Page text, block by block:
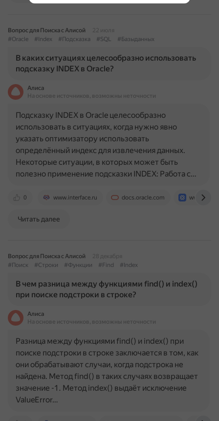
Вопрос для Поиска с Алисой
22 июля
#Oracle
#Index #Подсказка #SQL #Базыданных
В каких ситуациях целесообразно использовать
подсказку INDEX в Oracle?
Алиса
На основе источников, возможны неточности
0 www.interface.ru docs.oracle.com
Подсказку INDEX в Oracle целесообразно
использовать в ситуациях, когда нужно явно
указать оптимизатору использовать
определённый индекс для извлечения данных.
Некоторые ситуации, в которых может быть
полезно применение подсказки INDEX: Работа с…
Читать далее
Вопрос для Поиска с Алисой
28 декабря
#Поиск
#Строки #Функции #Find #Index
В чем разница между функциями find() и index()
при поиске подстроки в строке?
Алиса
На основе источников, возможны неточности
Разница между функциями find() и index() при
поиске подстроки в строке заключается в том, как
они обрабатывают случаи, когда подстрока не
найдена. Метод find() в таких случаях возвращает
значение -1. Метод index() выдаёт исключение
ValueError…